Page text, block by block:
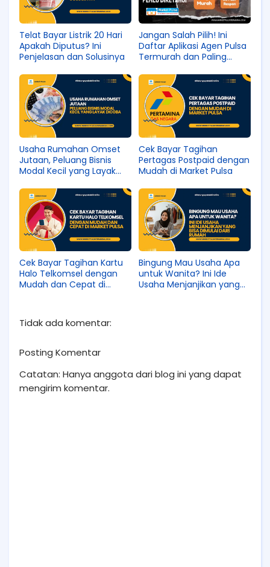
Telat Bayar Listrik 20 Hari
Apakah Diputus? Ini
Penjelasan dan Solusinya
Jangan Salah Pilih! Ini
Daftar Aplikasi Agen Pulsa
Termurah dan Paling
Usaha Rumahan Omset
Jutaan, Peluang Bisnis
Modal Kecil yang Layak
Cek Bayar Tagihan
Pertagas Postpaid dengan
Mudah di Market Pulsa
Cek Bayar Tagihan Kartu
Halo Telkomsel dengan
Mudah dan Cepat di
Bingung Mau Usaha Apa
untuk Wanita? Ini Ide
Usaha Menjanjikan yang
Tidak ada komentar:
Posting Komentar
Catatan: Hanya anggota dari blog ini yang dapat
mengirim komentar.